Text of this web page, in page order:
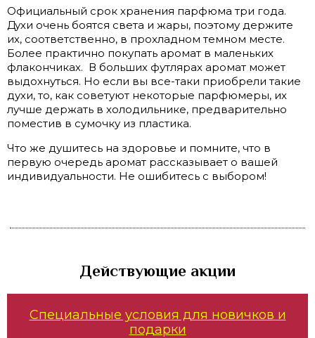
Официальный срок хранения парфюма три года.
Духи очень боятся света и жары, поэтому держите
их, соответственно, в прохладном темном месте.
Более практично покупать аромат в маленьких
флакончиках. В больших футлярах аромат может
выдохнуться. Но если вы все-таки приобрели такие
духи, то, как советуют некоторые парфюмеры, их
лучше держать в холодильнике, предварительно
поместив в сумочку из пластика.
Что же душитесь на здоровье и помните, что в
первую очередь аромат рассказывает о вашей
индивидуальности. Не ошибитесь с выбором!
Действующие акции
Специальные условия для новичков и
подарки